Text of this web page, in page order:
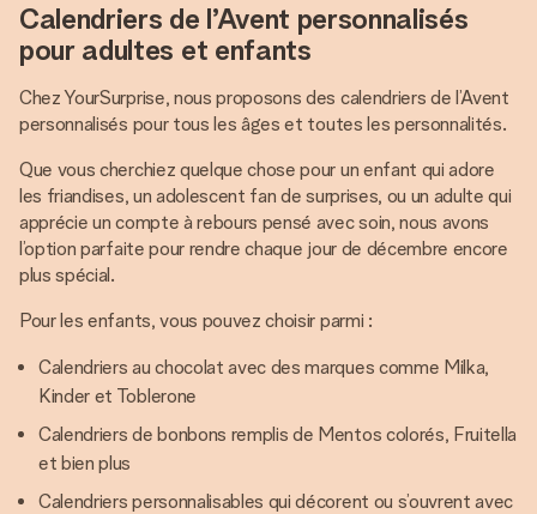
Calendriers de l’Avent personnalisés
pour adultes et enfants
Chez YourSurprise, nous proposons des calendriers de l’Avent
personnalisés pour tous les âges et toutes les personnalités.
Que vous cherchiez quelque chose pour un enfant qui adore
les friandises, un adolescent fan de surprises, ou un adulte qui
apprécie un compte à rebours pensé avec soin, nous avons
l’option parfaite pour rendre chaque jour de décembre encore
plus spécial.
Pour les enfants, vous pouvez choisir parmi :
Calendriers au chocolat avec des marques comme Milka,
Kinder et Toblerone
Calendriers de bonbons remplis de Mentos colorés, Fruitella
et bien plus
Calendriers personnalisables qui décorent ou s’ouvrent avec